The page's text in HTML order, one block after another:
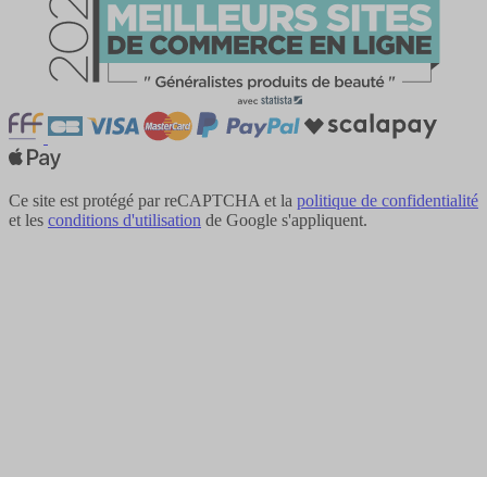
Ce site est protégé par reCAPTCHA et la politique de confidentialité
et les conditions d'utilisation de Google s'appliquent.